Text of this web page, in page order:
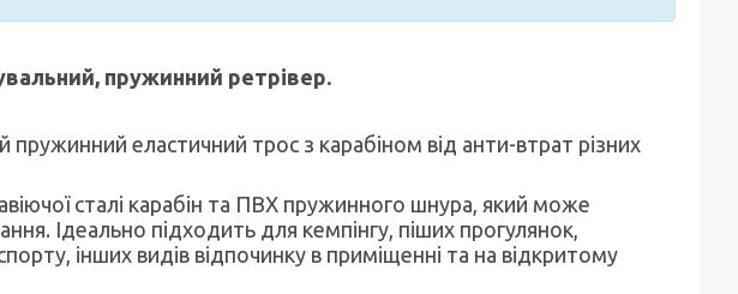
пружинний ретрівер.
пружинний еластичний трос з карабіном від анти-втрат різних
сталі карабін та ПВХ пружинного шнура, який може
Ідеально підходить для кемпінгу, піших прогулянок,
інших видів відпочинку в приміщенні та на відкритому